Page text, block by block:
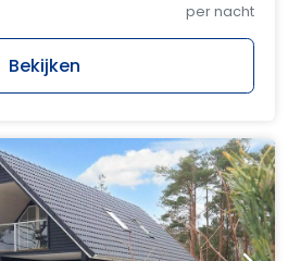
per nacht
Bekijken